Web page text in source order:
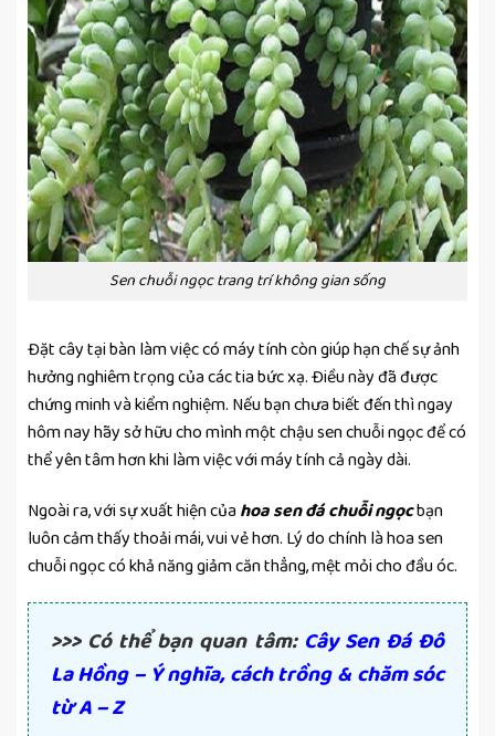
Sen chuỗi ngọc trang trí không gian sống
Đặt cây tại bàn làm việc có máy tính còn giúp hạn chế sự ảnh
hưởng nghiêm trọng của các tia bức xạ. Điều này đã được
chứng minh và kiểm nghiệm. Nếu bạn chưa biết đến thì ngay
hôm nay hãy sở hữu cho mình một chậu sen chuỗi ngọc để có
thể yên tâm hơn khi làm việc với máy tính cả ngày dài.
Ngoài ra, với sự xuất hiện của hoa sen đá chuỗi ngọcbạn
luôn cảm thấy thoải mái, vui vẻ hơn. Lý do chính là hoa sen
chuỗi ngọc có khả năng giảm căn thẳng, mệt mỏi cho đầu óc.
>>> Có thể bạn quan tâm: Cây Sen Đá Đô
La Hồng – Ý nghĩa, cách trồng & chăm sóc
từ A – Z